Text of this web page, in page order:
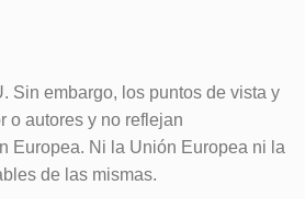
Sin embargo, los puntos de vista y
o autores y no reflejan
Europea. Ni la Unión Europea ni la
de las mismas.